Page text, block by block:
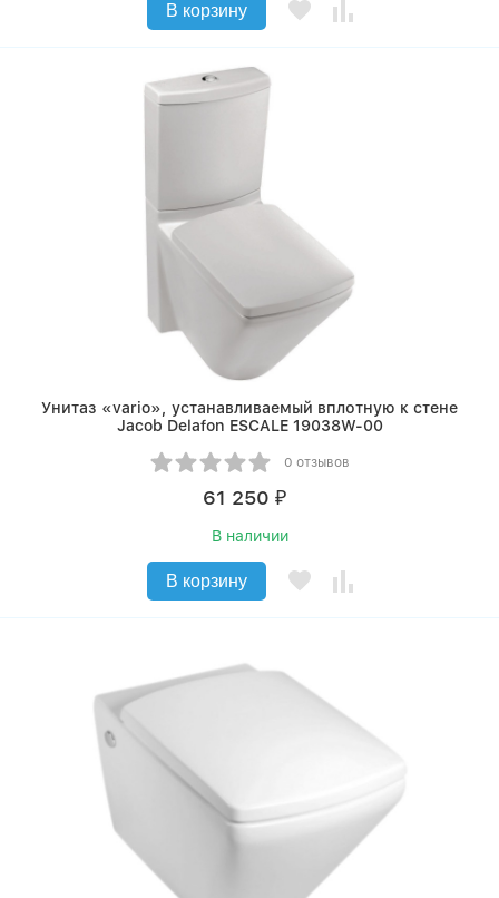
В корзину
Унитаз «vario», устанавливаемый вплотную к стене
Jacob Delafon ESCALE 19038W-00
0 отзывов
61 250 ₽
В наличии
В корзину